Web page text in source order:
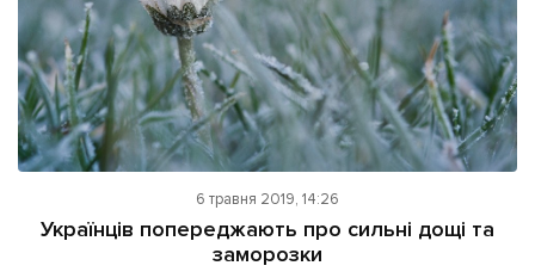
6 травня 2019, 14:26
Українців попереджають про сильні дощі та
заморозки